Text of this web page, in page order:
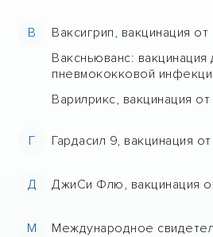
В
Ваксигрип, вакцинация от
Ваксньюванс:
пневмококковой
Варилрикс, вакцинация от
Г Гардасил 9, вакцинация
Д ДжиСи Флю, вакцинация
М
Международное